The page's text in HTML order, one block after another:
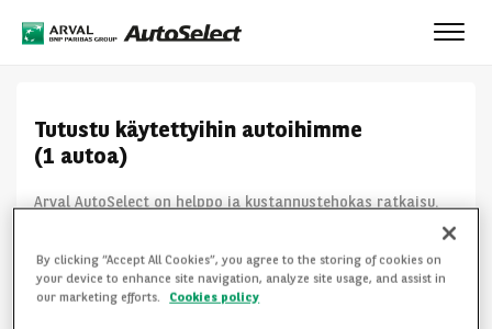
Tutustu käytettyihin autoihimme
(1 autoa)
Arval AutoSelect on helppo ja kustannustehokas ratkaisu.
jälleenvuokrattaviksi. Näin voimme tarjota uuden auton ...
KATSO LISÄÄ
By clicking “Accept All Cookies”, you agree to the storing of cookies on
your device to enhance site navigation, analyze site usage, and assist in
our marketing efforts. Cookies policy